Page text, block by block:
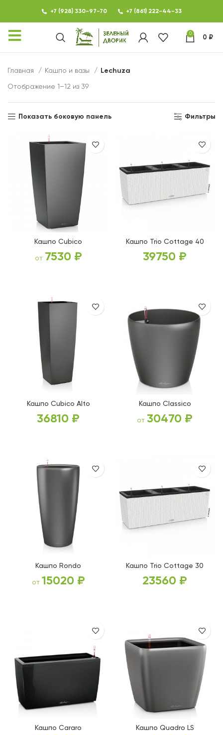
+7 (928) 330-97-70 +7 (861) 222-44-33
0
0 ₽
Главная Кашпо и вазы Lechuza
Отображение 1–12 из 39
Показать боковую панель Фильтры
Кашпо Cubico
от 7530 ₽
Кашпо Trio Cottage 40
39750 ₽
Кашпо Cubico Alto
36810 ₽
Кашпо Classico
от 30470 ₽
Кашпо Rondo
от 15020 ₽
Кашпо Trio Cottage 30
23560 ₽
Кашпо Cararo Кашпо Quadro LS
НОВОСТИ
О МАГАЗИНЕ ЗЕЛЕНЫЙ
ДВОРИК